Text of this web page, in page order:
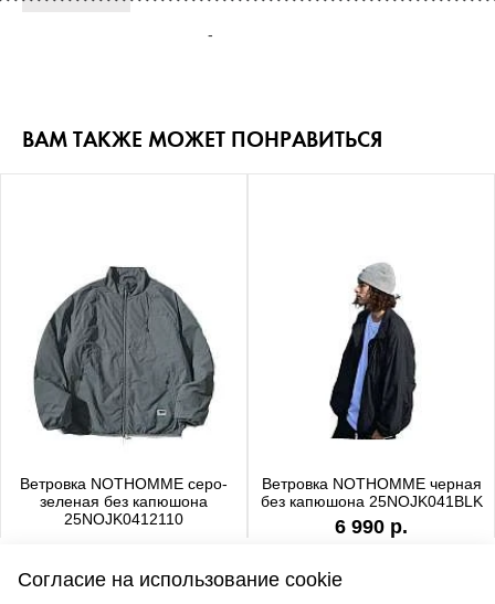
-
ВАМ ТАКЖЕ МОЖЕТ ПОНРАВИТЬСЯ
Ветровка NOTHOMME серо-
зеленая без капюшона
25NOJK0412110
Ветровка NOTHOMME черная
без капюшона 25NOJK041BLK
6 990 р.
Согласие на использование cookie